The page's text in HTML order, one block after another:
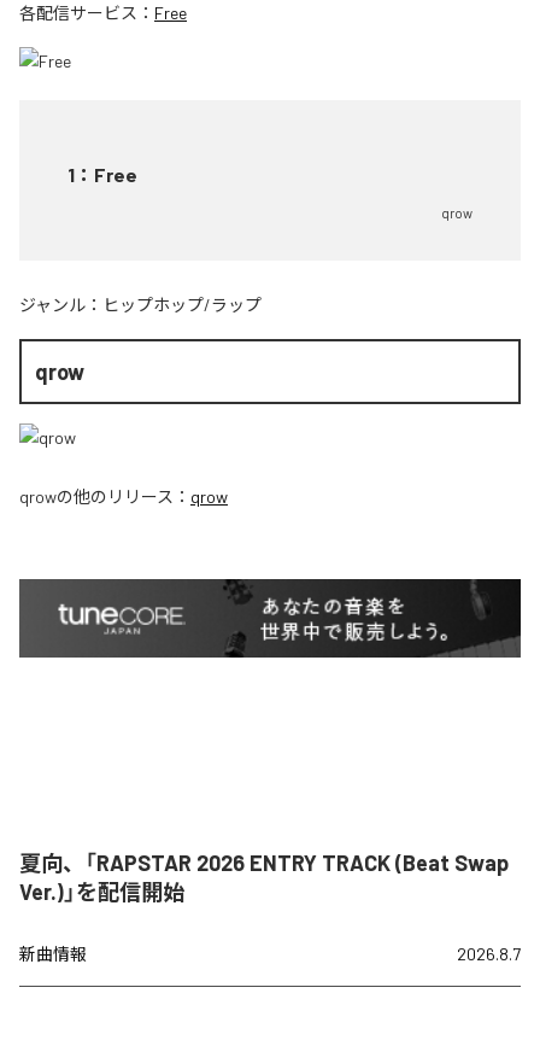
各配信サービス： Free
1 ： Free
qrow
ジャンル： ヒップホップ/ラップ
qrow
qrowの他のリリース： qrow
夏向、「RAPSTAR 2026 ENTRY TRACK (Beat Swap
Ver.)」を配信開始
新曲情報 2026.8.7